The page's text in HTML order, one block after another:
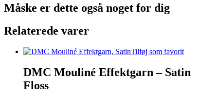
antal
Måske er dette også noget for dig
Relaterede varer
Tilføj som favorit
DMC Mouliné Effektgarn – Satin
Floss